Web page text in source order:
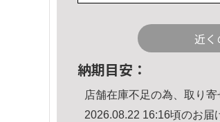
近く
納期目安：
店舗在庫不足の為、取り寄
2026.08.22 16:16頃のお届